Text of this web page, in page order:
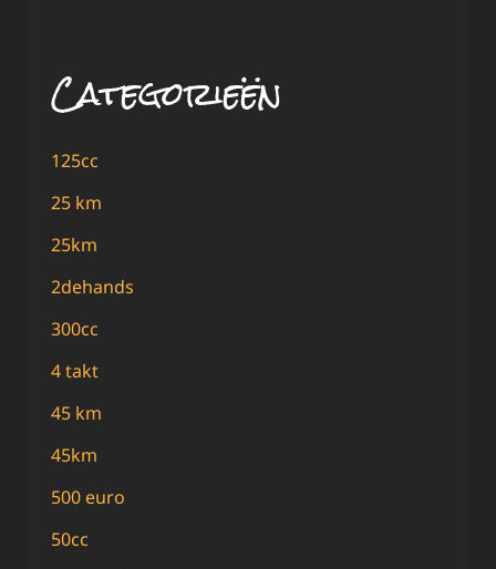
Categorieën
125cc
25 km
25km
2dehands
300cc
4 takt
45 km
45km
500 euro
50cc